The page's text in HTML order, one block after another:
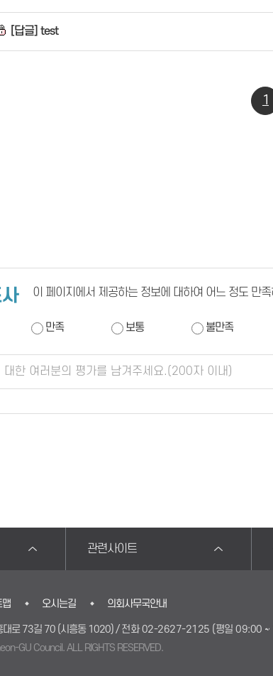
[답글] test
1
이 페이지에서 제공하는 정보에 대하여 어느 정도 만
만족 보통 불만족
관련사이트
맵 오시는길 의회사무국안내
대로 73길 70 (시흥동 1020) /전화 02-2627-2125 (평일 09:00
GU Council. ALL RIGHTS RESERVED.